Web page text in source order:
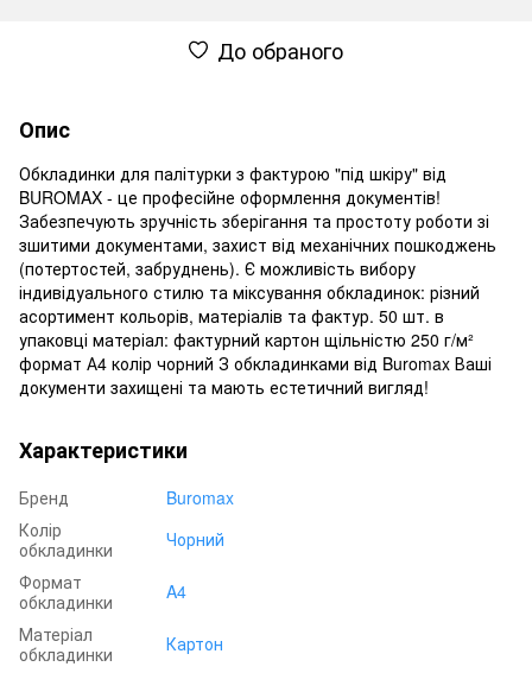
До обраного
Опис
Обкладинки для палітурки з фактурою "під шкіру" від
BUROMAX - це професійне оформлення документів!
Забезпечують зручність зберігання та простоту роботи зі
зшитими документами, захист від механічних пошкоджень
(потертостей, забруднень). Є можливість вибору
індивідуального стилю та міксування обкладинок: різний
асортимент кольорів, матеріалів та фактур. 50 шт. в
упаковці матеріал: фактурний картон щільністю 250 г/м²
формат А4 колір чорний З обкладинками від Buromax Ваші
документи захищені та мають естетичний вигляд!
Характеристики
Бренд
Buromax
Колір
обкладинки
Чорний
Формат
обкладинки
A4
Матеріал
обкладинки
Картон